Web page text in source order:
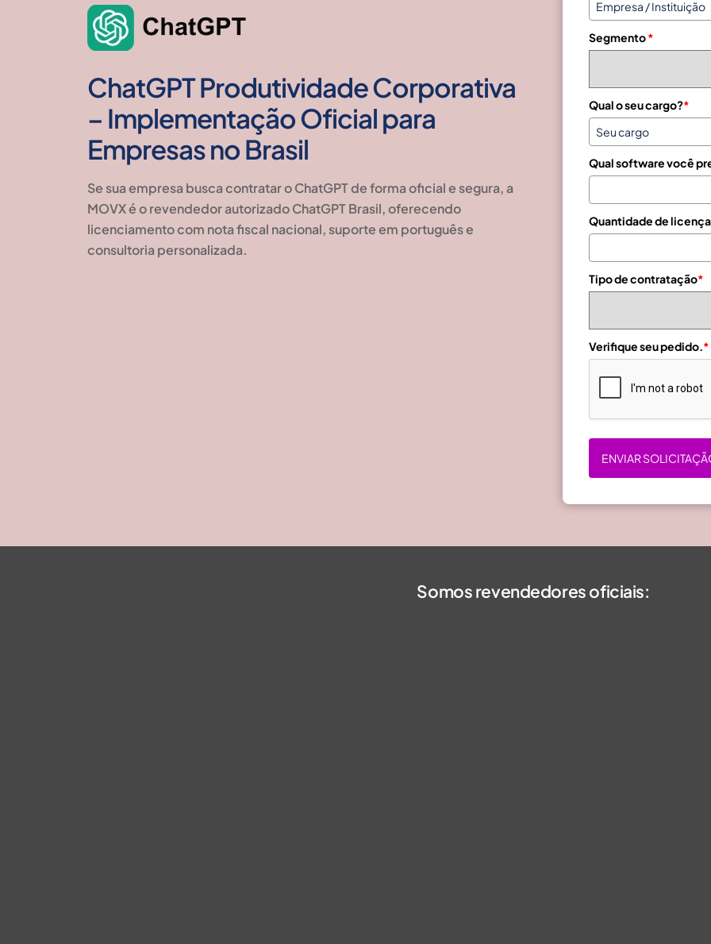
ChatGPT Produtividade Corporativa
– Implementação Oficial para
Empresas no Brasil
Se sua empresa busca contratar oChatGPT de forma oficial e segura, a
MOVX é orevendedor autorizado ChatGPT Brasil, oferecendo
licenciamento com nota fiscal nacional, suporte em português e
consultoria personalizada.
z
i
l
5
Segmento*
Qual o seu cargo?*
Qual software você
Quantidade de
Tipo de contratação*
Verifique seu pedido. *
ENVIAR
Somos revendedores oficiais: